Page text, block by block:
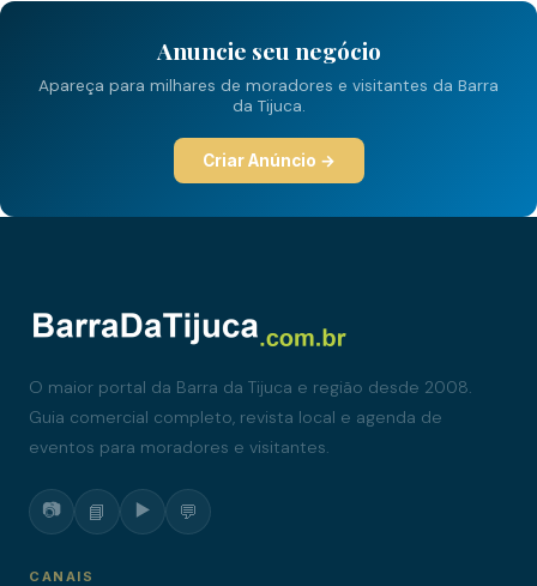
Anuncie seu negócio
Apareça para milhares de moradores e visitantes da Barra
da Tijuca.
Criar Anúncio →
O maior portal da Barra da Tijuca e região desde 2008.
Guia comercial completo, revista local e agenda de
eventos para moradores e visitantes.
📷 📘 ▶️ 💬
CANAIS